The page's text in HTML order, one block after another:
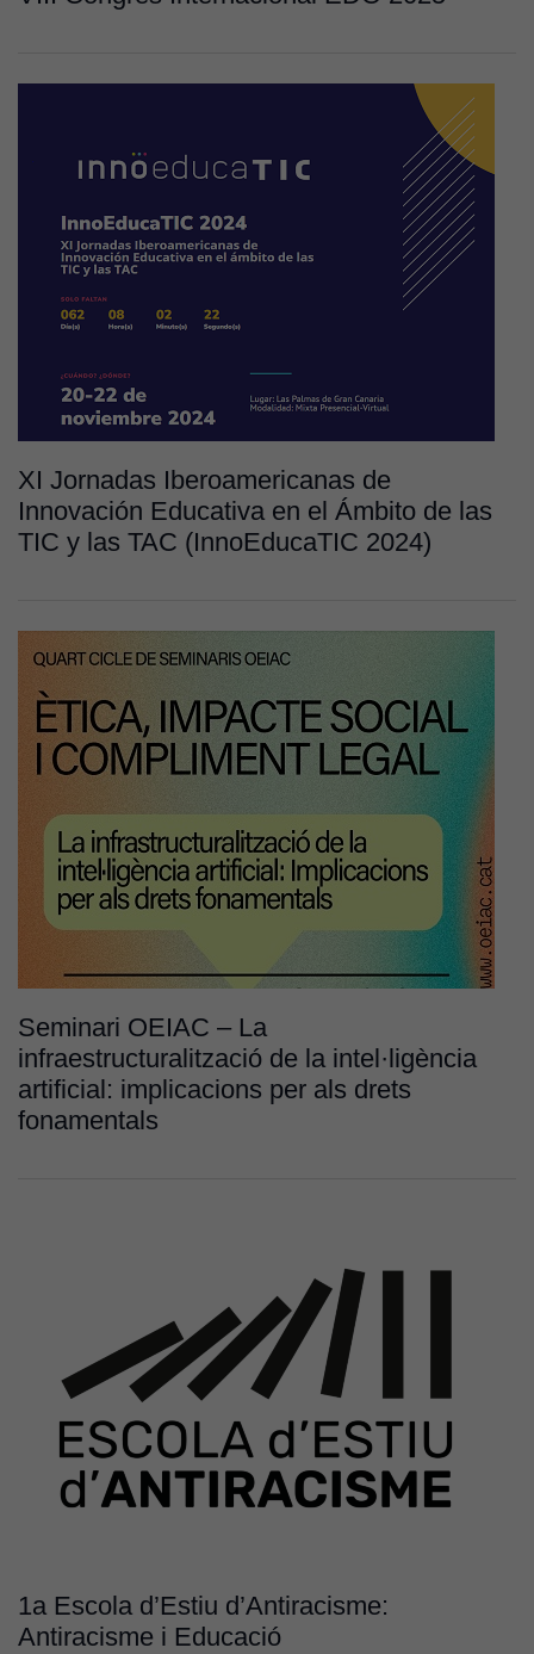
XI Jornadas Iberoamericanas de
Innovación Educativa en el Ámbito de las
TIC y las TAC (InnoEducaTIC 2024)
Seminari OEIAC – La
infraestructuralització de la intel·ligència
artificial: implicacions per als drets
fonamentals
1a Escola d’Estiu d’Antiracisme:
Antiracisme i Educació